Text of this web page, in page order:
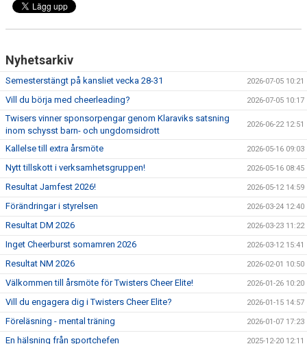
Nyhetsarkiv
Semesterstängt på kansliet vecka 28-31 2026-07-05 10:21
Vill du börja med cheerleading? 2026-07-05 10:17
Twisers vinner sponsorpengar genom Klaraviks satsning
inom schysst barn- och ungdomsidrott
2026-06-22 12:51
Kallelse till extra årsmöte 2026-05-16 09:03
Nytt tillskott i verksamhetsgruppen! 2026-05-16 08:45
Resultat Jamfest 2026! 2026-05-12 14:59
Förändringar i styrelsen 2026-03-24 12:40
Resultat DM 2026 2026-03-23 11:22
Inget Cheerburst somamren 2026 2026-03-12 15:41
Resultat NM 2026 2026-02-01 10:50
Välkommen till årsmöte för Twisters Cheer Elite! 2026-01-26 10:20
Vill du engagera dig i Twisters Cheer Elite? 2026-01-15 14:57
Föreläsning - mental träning 2026-01-07 17:23
En hälsning från sportchefen 2025-12-20 12:11